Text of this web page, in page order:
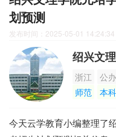
划预测
发布时间：2025-05-01 14:24:34
绍兴文
浙江
公办
师范
本
今天云学教育小编整理了